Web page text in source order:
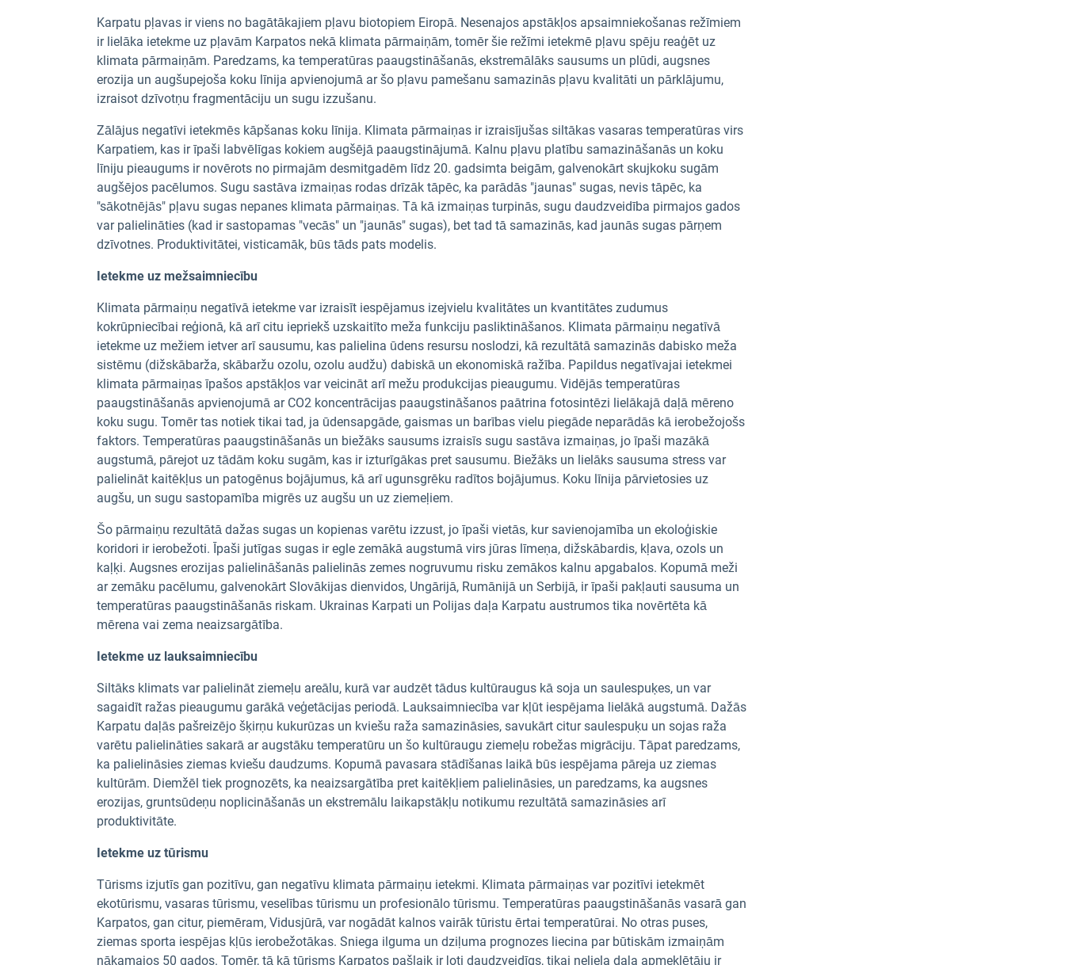
Karpatu pļavas ir viens no bagātākajiem pļavu biotopiem Eiropā. Nesenajos apstākļos apsaimniekošanas režīmiem
ir lielāka ietekme uz pļavām Karpatos nekā klimata pārmaiņām, tomēr šie režīmi ietekmē pļavu spēju reaģēt uz
klimata pārmaiņām. Paredzams, ka temperatūras paaugstināšanās, ekstremālāks sausums un plūdi, augsnes
erozija un augšupejoša koku līnija apvienojumā ar šo pļavu pamešanu samazinās pļavu kvalitāti un pārklājumu,
izraisot dzīvotņu fragmentāciju un sugu izzušanu.
Zālājus negatīvi ietekmēs kāpšanas koku līnija. Klimata pārmaiņas ir izraisījušas siltākas vasaras temperatūras virs
Karpatiem, kas ir īpaši labvēlīgas kokiem augšējā paaugstinājumā. Kalnu pļavu platību samazināšanās un koku
līniju pieaugums ir novērots no pirmajām desmitgadēm līdz 20. gadsimta beigām, galvenokārt skujkoku sugām
augšējos pacēlumos. Sugu sastāva izmaiņas rodas drīzāk tāpēc, ka parādās "jaunas" sugas, nevis tāpēc, ka
"sākotnējās" pļavu sugas nepanes klimata pārmaiņas. Tā kā izmaiņas turpinās, sugu daudzveidība pirmajos gados
var palielināties (kad ir sastopamas "vecās" un "jaunās" sugas), bet tad tā samazinās, kad jaunās sugas pārņem
dzīvotnes. Produktivitātei, visticamāk, būs tāds pats modelis.
Ietekme uz mežsaimniecību
Klimata pārmaiņu negatīvā ietekme var izraisīt iespējamus izejvielu kvalitātes un kvantitātes zudumus
kokrūpniecībai reģionā, kā arī citu iepriekš uzskaitīto meža funkciju pasliktināšanos. Klimata pārmaiņu negatīvā
ietekme uz mežiem ietver arī sausumu, kas palielina ūdens resursu noslodzi, kā rezultātā samazinās dabisko meža
sistēmu (dižskābarža, skābaržu ozolu, ozolu audžu) dabiskā un ekonomiskā ražība. Papildus negatīvajai ietekmei
klimata pārmaiņas īpašos apstākļos var veicināt arī mežu produkcijas pieaugumu. Vidējās temperatūras
paaugstināšanās apvienojumā ar CO2 koncentrācijas paaugstināšanos paātrina fotosintēzi lielākajā daļā mēreno
koku sugu. Tomēr tas notiek tikai tad, ja ūdensapgāde, gaismas un barības vielu piegāde neparādās kā ierobežojošs
faktors. Temperatūras paaugstināšanās un biežāks sausums izraisīs sugu sastāva izmaiņas, jo īpaši mazākā
augstumā, pārejot uz tādām koku sugām, kas ir izturīgākas pret sausumu. Biežāks un lielāks sausuma stress var
palielināt kaitēkļus un patogēnus bojājumus, kā arī ugunsgrēku radītos bojājumus. Koku līnija pārvietosies uz
augšu, un sugu sastopamība migrēs uz augšu un uz ziemeļiem.
Šo pārmaiņu rezultātā dažas sugas un kopienas varētu izzust, jo īpaši vietās, kur savienojamība un ekoloģiskie
koridori ir ierobežoti. Īpaši jutīgas sugas ir egle zemākā augstumā virs jūras līmeņa, dižskābardis, kļava, ozols un
kaļķi. Augsnes erozijas palielināšanās palielinās zemes nogruvumu risku zemākos kalnu apgabalos. Kopumā meži
ar zemāku pacēlumu, galvenokārt Slovākijas dienvidos, Ungārijā, Rumānijā un Serbijā, ir īpaši pakļauti sausuma un
temperatūras paaugstināšanās riskam. Ukrainas Karpati un Polijas daļa Karpatu austrumos tika novērtēta kā
mērena vai zema neaizsargātība.
Ietekme uz lauksaimniecību
Siltāks klimats var palielināt ziemeļu areālu, kurā var audzēt tādus kultūraugus kā soja un saulespuķes, un var
sagaidīt ražas pieaugumu garākā veģetācijas periodā. Lauksaimniecība var kļūt iespējama lielākā augstumā. Dažās
Karpatu daļās pašreizējo šķirņu kukurūzas un kviešu raža samazināsies, savukārt citur saulespuķu un sojas raža
varētu palielināties sakarā ar augstāku temperatūru un šo kultūraugu ziemeļu robežas migrāciju. Tāpat paredzams,
ka palielināsies ziemas kviešu daudzums. Kopumā pavasara stādīšanas laikā būs iespējama pāreja uz ziemas
kultūrām. Diemžēl tiek prognozēts, ka neaizsargātība pret kaitēkļiem palielināsies, un paredzams, ka augsnes
erozijas, gruntsūdeņu noplicināšanās un ekstremālu laikapstākļu notikumu rezultātā samazināsies arī
produktivitāte.
Ietekme uz tūrismu
Tūrisms izjutīs gan pozitīvu, gan negatīvu klimata pārmaiņu ietekmi. Klimata pārmaiņas var pozitīvi ietekmēt
ekotūrismu, vasaras tūrismu, veselības tūrismu un profesionālo tūrismu. Temperatūras paaugstināšanās vasarā gan
Karpatos, gan citur, piemēram, Vidusjūrā, var nogādāt kalnos vairāk tūristu ērtai temperatūrai. No otras puses,
ziemas sporta iespējas kļūs ierobežotākas. Sniega ilguma un dziļuma prognozes liecina par būtiskām izmaiņām
nākamajos 50 gados. Tomēr, tā kā tūrisms Karpatos pašlaik ir ļoti daudzveidīgs, tikai neliela daļa apmeklētāju ir